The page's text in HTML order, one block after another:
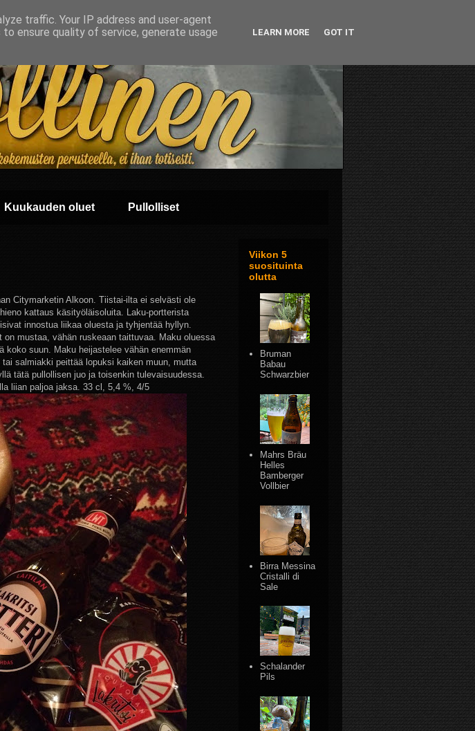
Kuukauden oluet Pullolliset
Citymarketin Alkoon. Tiistai-ilta ei selvästi ole
kattaus käsityöläisoluita. Laku-portterista
innostua liikaa oluesta ja tyhjentää hyllyn.
mustaa, vähän ruskeaan taittuvaa. Maku oluessa
suun. Maku heijastelee vähän enemmän
salmiakki peittää lopuksi kaiken muun, mutta
tätä pullollisen juo ja toisenkin tulevaisuudessa.
liian paljoa jaksa. 33 cl, 5,4 %, 4/5
Viikon 5
suosituinta
olutta
Bruman
Babau
Schwarzbier
Mahrs Bräu
Helles
Bamberger
Vollbier
Birra Messina
Cristalli di
Sale
Schalander
Pils
traffic. Your IP address and user-agent
ensure quality of service, generate usage
LEARN MORE GOT IT